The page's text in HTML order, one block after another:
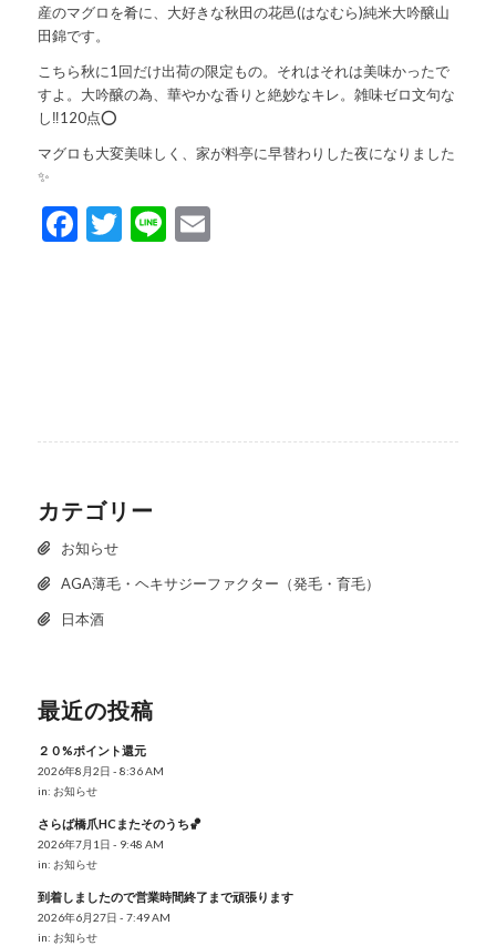
産のマグロを肴に、大好きな秋田の花邑(はなむら)純米大吟醸山
田錦です。
こちら秋に1回だけ出荷の限定もの。それはそれは美味かったで
すよ。大吟醸の為、華やかな香りと絶妙なキレ。雑味ゼロ文句な
し‼️120点⭕️
マグロも大変美味しく、家が料亭に早替わりした夜になりました
✨
Facebook
Twitter
LineEmail
カテゴリー
お知らせ
AGA薄毛・ヘキサジーファクター（発毛・育毛）
日本酒
最近の投稿
２０%ポイント還元
2026年8月2日 - 8:36 AM
in: お知らせ
さらば橋爪HCまたそのうち🏀
2026年7月1日 - 9:48 AM
in: お知らせ
到着しましたので営業時間終了まで頑張ります
2026年6月27日 - 7:49 AM
in: お知らせ